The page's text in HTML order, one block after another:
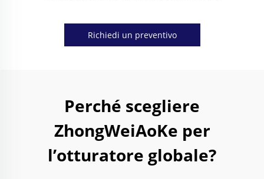
Richiedi un preventivo
Perché scegliere
ZhongWeiAoKe per
l’otturatore globale?